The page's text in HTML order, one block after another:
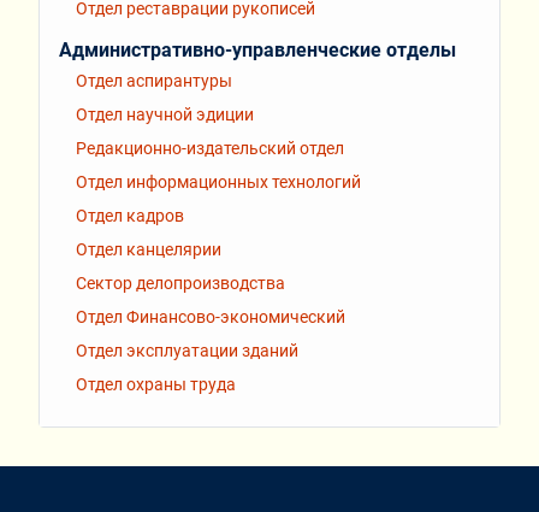
Отдел реставрации рукописей
Административно-управленческие отделы
Отдел аспирантуры
Отдел научной эдиции
Редакционно-издательский отдел
Отдел информационных технологий
Отдел кадров
Отдел канцелярии
Сектор делопроизводства
Отдел Финансово-экономический
Отдел эксплуатации зданий
Отдел охраны труда